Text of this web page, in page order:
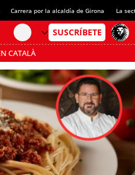
Carrera por la alcaldía de Girona La
CATALÀ